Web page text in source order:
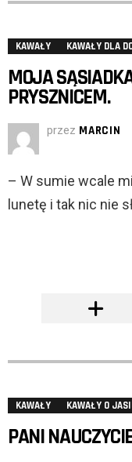
KAWAŁY KAWAŁY DLA
MOJA
PRYSZNICEM.
przez MARCIN
– W sumie wcale
lunetę i tak nic nie
KAWAŁY KAWAŁY O
PANI